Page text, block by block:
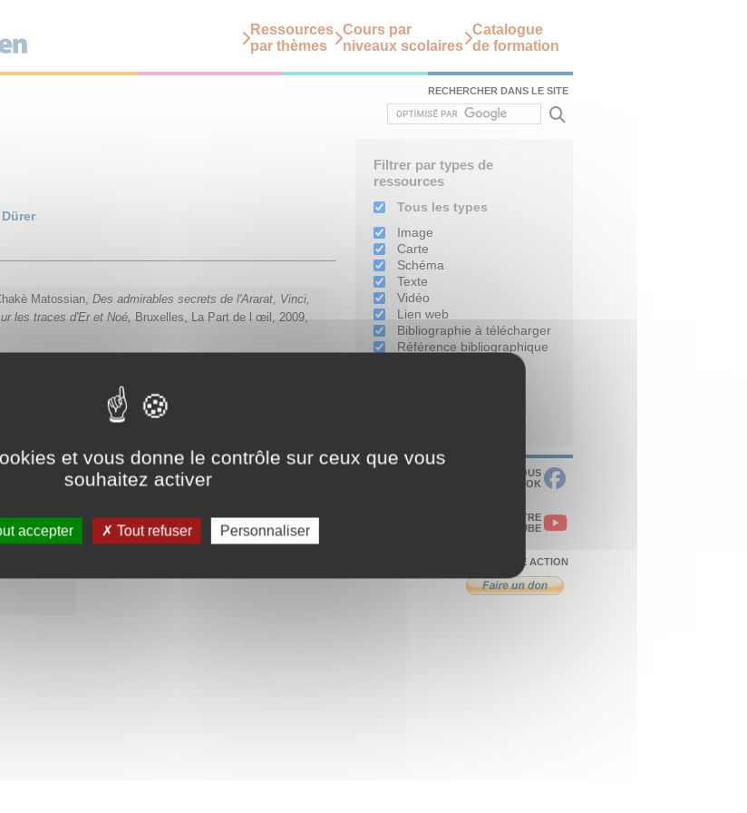
Ressources
par thèmes
Cours par
niveaux scolaires
Catalogue
de formation
RECHERCHER DANS LE SITE
Dürer
Matossian, Des admirables secrets de l'Ararat, Vinci,
les traces d'Er et Noé, Bruxelles, La Part de l œil, 2009,
Filtrer par types de
ressources
Tous les types
Image
Carte
Schéma
Texte
Vidéo
Lien web
Bibliographie à télécharger
Référence bibliographique
Newsletter mensuelle
Cliquez ici pour vous abonner
RETROUVEZ-NOUS
SUR FACEBOOK
VISITEZ NOTRE
CHAÎNE YOUTUBE
SOUTENEZ NOTRE ACTION
et vous donne le contrôle sur ceux que vous
souhaitez activer
accepter Tout refuser Personnaliser